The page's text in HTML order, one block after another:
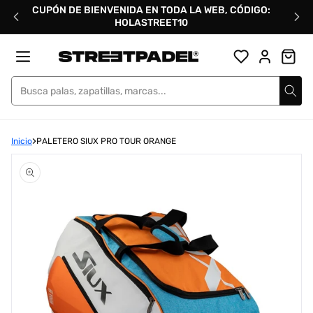
directamente
CUPÓN DE BIENVENIDA EN TODA LA WEB, CÓDIGO:
HOLASTREET10
Street Padel
Inicio PALETERO SIUX PRO TOUR ORANGE
elemento
multimedia